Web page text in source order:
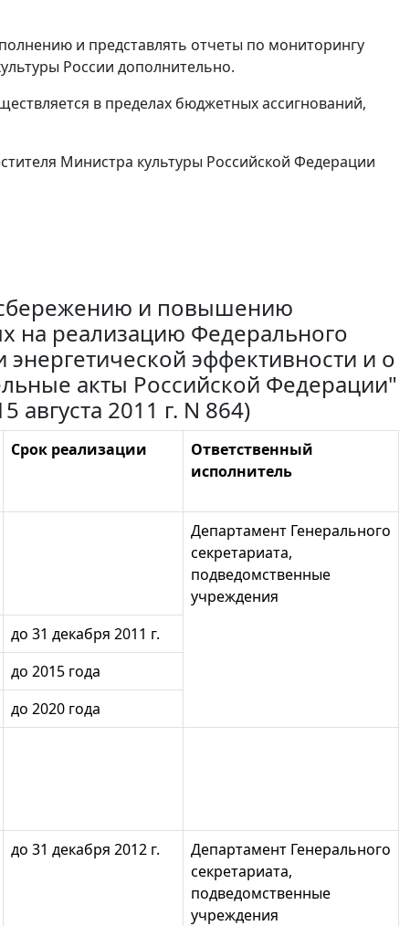
и представлять отчеты по мониторингу
России дополнительно.
в пределах бюджетных ассигнований,
Министра культуры Российской Федерации
и повышению
на реализацию Федерального
эффективности и о
акты Российской Федерации"
августа 2011 г. N 864)
Срок реализации
Ответственный
исполнитель
Департамент Генерального
секретариата,
подведомственные
учреждения
до 31 декабря 2011 г.
до 2015 года
до 2020 года
до 31 декабря 2012 г.
Департамент Генерального
секретариата,
подведомственные
учреждения